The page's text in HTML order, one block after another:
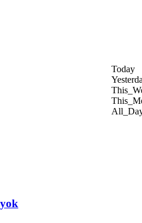
Today